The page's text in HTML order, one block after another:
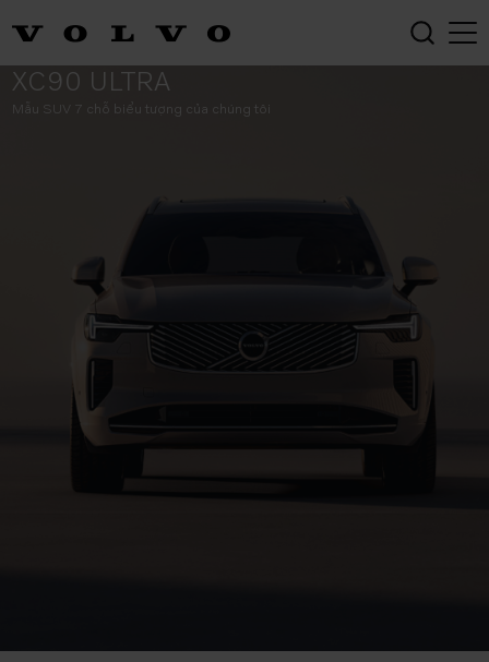
THE NEW
XC90 ULTRA
Mẫu SUV 7 chỗ biểu tượng của chúng tôi